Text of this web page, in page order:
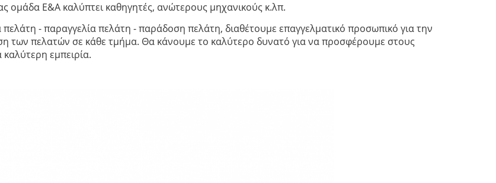
ομάδα Ε&Α καλύπτει καθηγητές, ανώτερους μηχανικούς κ.λπ.
- παραγγελία πελάτη - παράδοση πελάτη, διαθέτουμε επαγγελματικό προσωπικό για την
των πελατών σε κάθε τμήμα. Θα κάνουμε το καλύτερο δυνατό για να προσφέρουμε στους
καλύτερη εμπειρία.